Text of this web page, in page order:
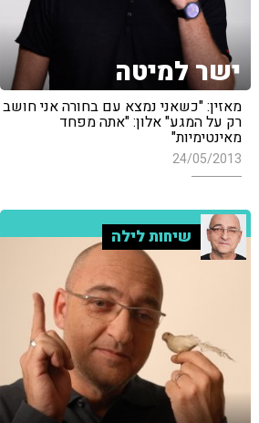
ישר למיטה
מאזין: "כשאני נמצא עם בחורה אני חושב
רק על המגע" אלון: "אתה מפחד
מאינטימיות"
24/05/2013
שיחות לילה